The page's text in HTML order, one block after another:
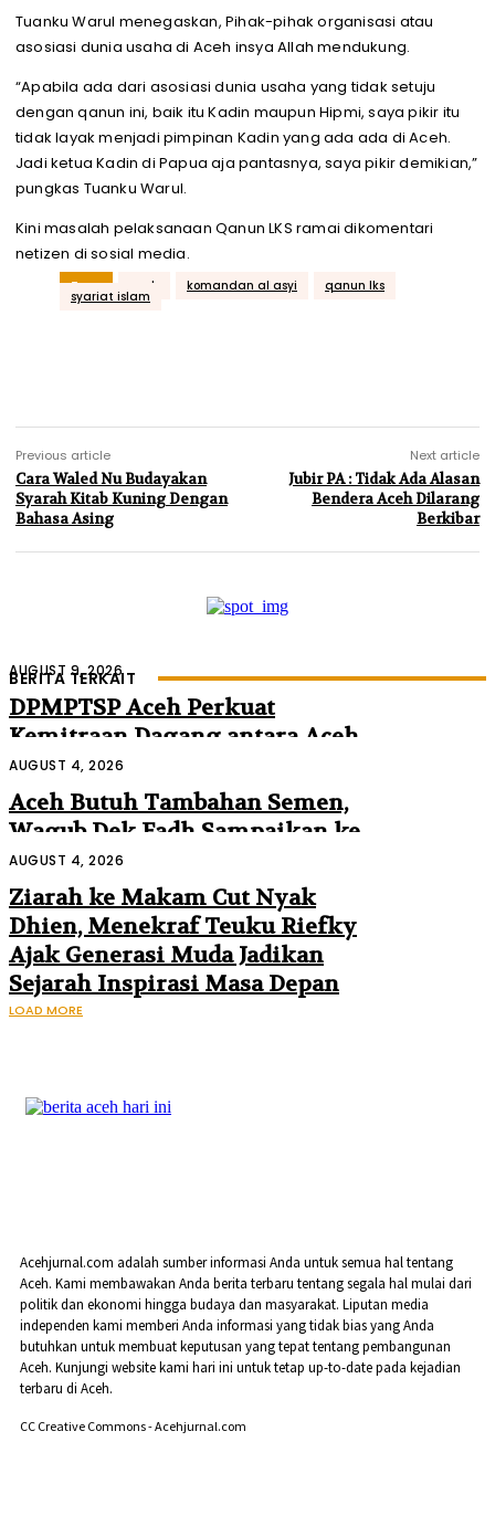
Tuanku Warul menegaskan, Pihak-pihak organisasi atau
asosiasi dunia usaha di Aceh insya Allah mendukung.
“Apabila ada dari asosiasi dunia usaha yang tidak setuju
dengan qanun ini, baik itu Kadin maupun Hipmi, saya pikir itu
tidak layak menjadi pimpinan Kadin yang ada ada di Aceh.
Jadi ketua Kadin di Papua aja pantasnya, saya pikir demikian,”
pungkas Tuanku Warul.
Kini masalah pelaksanaan Qanun LKS ramai dikomentari
netizen di sosial media.
Tags aceh komandan al asyi qanun lks
syariat islam
Previous article
Cara Waled Nu Budayakan
Syarah Kitab Kuning Dengan
Bahasa Asing
Next article
Jubir PA : Tidak Ada Alasan
Bendera Aceh Dilarang
Berkibar
BERITA TERKAIT
AUGUST 9, 2026
DPMPTSP Aceh Perkuat
Kemitraan Dagang antara Aceh
dan Malaysia
AUGUST 4, 2026
Aceh Butuh Tambahan Semen,
Wagub Dek Fadh Sampaikan ke
Mendagri dan Danantara
AUGUST 4, 2026
Ziarah ke Makam Cut Nyak
Dhien, Menekraf Teuku Riefky
Ajak Generasi Muda Jadikan
Sejarah Inspirasi Masa Depan
LOAD MORE
Acehjurnal.com adalah sumber informasi Anda untuk semua hal tentang
Aceh. Kami membawakan Anda berita terbaru tentang segala hal mulai dari
politik dan ekonomi hingga budaya dan masyarakat. Liputan media
independen kami memberi Anda informasi yang tidak bias yang Anda
butuhkan untuk membuat keputusan yang tepat tentang pembangunan
Aceh. Kunjungi website kami hari ini untuk tetap up-to-date pada kejadian
terbaru di Aceh.
CC Creative Commons - Acehjurnal.com